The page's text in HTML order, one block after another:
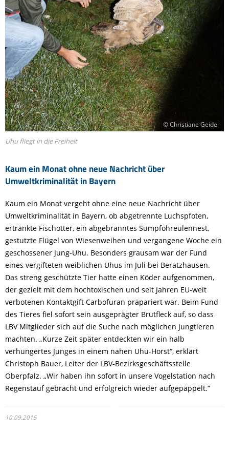
Kaum ein Monat ohne neue Nachricht über
Umweltkriminalität in Bayern
© Christiane Geidel
Uhu fliegt in die Freiheit
Kaum ein Monat vergeht ohne eine neue Nachricht über
Umweltkriminalität in Bayern, ob abgetrennte Luchspfoten,
ertränkte Fischotter, ein abgebranntes Sumpfohreulennest,
gestutzte Flügel von Wiesenweihen und vergangene Woche ein
geschossener Jung-Uhu. Besonders grausam war der Fund
eines vergifteten weiblichen Uhus im Juli bei Beratzhausen.
Das streng geschützte Tier hatte einen Köder aufgenommen,
der gezielt mit dem hochtoxischen und seit Jahren EU-weit
verbotenen Kontaktgift Carbofuran präpariert war. Beim Fund
des Tieres fiel sofort sein ausgeprägter Brutfleck auf, so dass
LBV Mitglieder sich auf die Suche nach möglichen Jungtieren
machten. „Kurze Zeit später entdeckten wir ein halb
verhungertes Junges in einem nahen Uhu-Horst“, erklärt
Christoph Bauer, Leiter der LBV-Bezirksgeschäftsstelle
Oberpfalz. „Wir haben ihn sofort in unsere Vogelstation nach
Regenstauf gebracht und erfolgreich wieder aufgepäppelt.“
10.09.2015